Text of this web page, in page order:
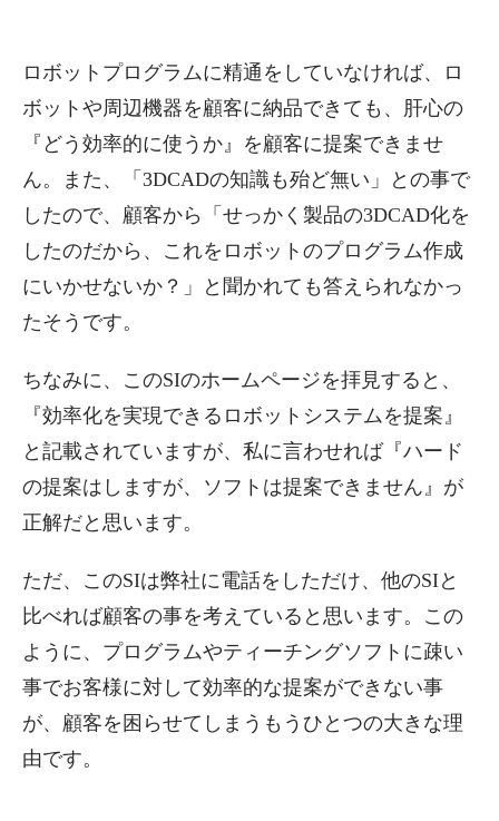
ロボットプログラムに精通をしていなければ、ロ
ボットや周辺機器を顧客に納品できても、肝心の
『どう効率的に使うか』を顧客に提案できませ
ん。また、「3DCADの知識も殆ど無い」との事で
したので、顧客から「せっかく製品の3DCAD化を
したのだから、これをロボットのプログラム作成
にいかせないか？」と聞かれても答えられなかっ
たそうです。
ちなみに、このSIのホームページを拝見すると、
『効率化を実現できるロボットシステムを提案』
と記載されていますが、私に言わせれば『ハード
の提案はしますが、ソフトは提案できません』が
正解だと思います。
ただ、このSIは弊社に電話をしただけ、他のSIと
比べれば顧客の事を考えていると思います。この
ように、プログラムやティーチングソフトに疎い
事でお客様に対して効率的な提案ができない事
が、顧客を困らせてしまうもうひとつの大きな理
由です。